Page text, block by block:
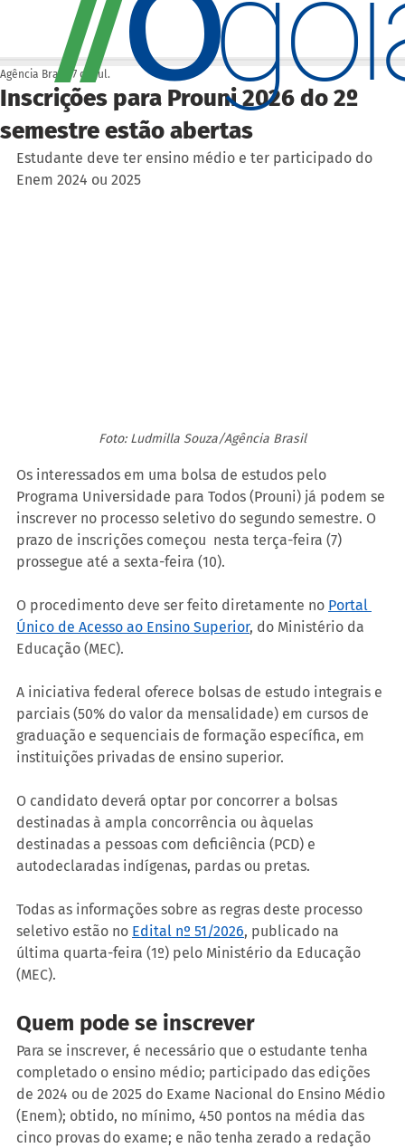
Inscrições para Prouni 2026 do 2º
semestre estão abertas
Agência Brasil 7 de jul.
Estudante deve ter ensino médio e ter participado do
Enem 2024 ou 2025
Foto: Ludmilla Souza/Agência Brasil
Os interessados em uma bolsa de estudos pelo
Programa Universidade para Todos (Prouni) já podem se
inscrever no processo seletivo do segundo semestre. O
prazo de inscrições começou  nesta terça-feira (7)
prossegue até a sexta-feira (10).
O procedimento deve ser feito diretamente no Portal
Único de Acesso ao Ensino Superior, do Ministério da
Educação (MEC).
A iniciativa federal oferece bolsas de estudo integrais e
parciais (50% do valor da mensalidade) em cursos de
graduação e sequenciais de formação específica, em
instituições privadas de ensino superior.
O candidato deverá optar por concorrer a bolsas
destinadas à ampla concorrência ou àquelas
destinadas a pessoas com deficiência (PCD) e
autodeclaradas indígenas, pardas ou pretas.
Todas as informações sobre as regras deste processo
seletivo estão no Edital nº 51/2026, publicado na
última quarta-feira (1º) pelo Ministério da Educação
(MEC).
Quem pode se inscrever
Para se inscrever, é necessário que o estudante tenha
completado o ensino médio; participado das edições
de 2024 ou de 2025 do Exame Nacional do Ensino Médio
(Enem); obtido, no mínimo, 450 pontos na média das
cinco provas do exame; e não tenha zerado a redação